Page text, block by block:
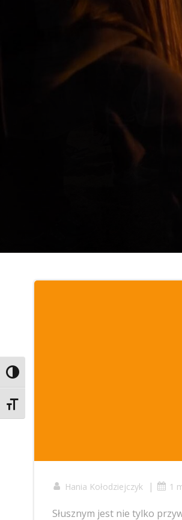
Toggle High Contrast
Toggle Font size
Hania Kołodziejczyk | 1
Słusznym jest nie tylko